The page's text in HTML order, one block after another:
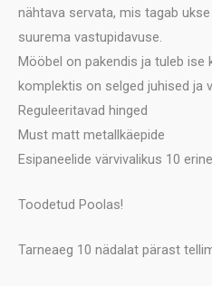
nähtava servata, mis tagab
suurema vastupidavuse.
Mööbel on pakendis ja tuleb ise
komplektis on selged juhised ja
Reguleeritavad hinged
Must matt metallkäepide
Esipaneelide värvivalikus 10
Toodetud Poolas!
Tarneaeg 10 nädalat pärast